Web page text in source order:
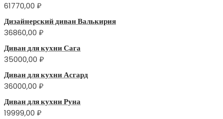
61770,00 ₽
Дизайнерский диван Валькирия
36860,00 ₽
Диван для кухни Сага
35000,00 ₽
Диван для кухни Асгард
36000,00 ₽
Диван для кухни Руна
19999,00 ₽